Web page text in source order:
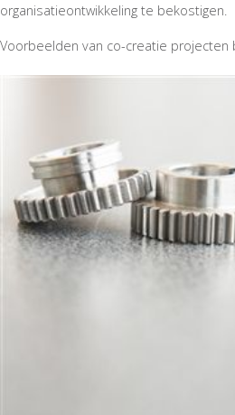
organisatieontwikkeling te bekostigen.
Voorbeelden van co-creatie projecten